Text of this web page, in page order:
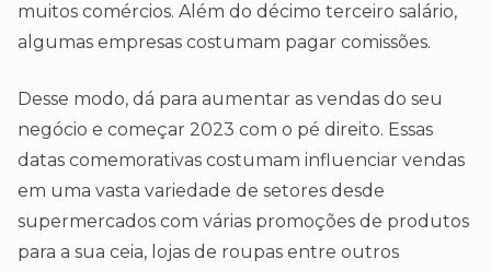
muitos comércios. Além do décimo terceiro salário,
algumas empresas costumam pagar comissões.
Desse modo, dá para aumentar as vendas do seu
negócio e começar 2023 com o pé direito. Essas
datas comemorativas costumam influenciar vendas
em uma vasta variedade de setores desde
supermercados com várias promoções de produtos
para a sua ceia, lojas de roupas entre outros